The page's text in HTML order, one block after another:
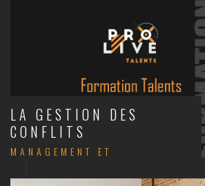
LA GESTION DES
CONFLITS
MANAGEMENT ET